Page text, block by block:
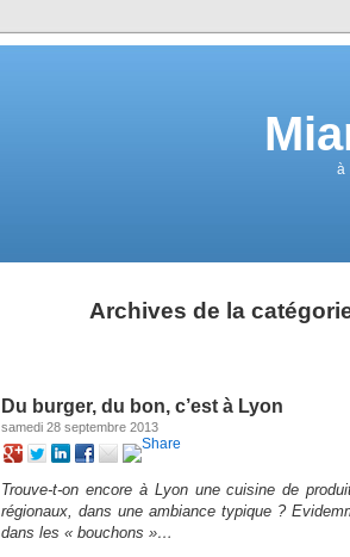
à
Archives de la catégorie
Du burger, du bon, c’est à Lyon
samedi 28 septembre 2013
Trouve-t-on encore à Lyon une cuisine de
régionaux, dans une ambiance typique ?
dans les « bouchons »…